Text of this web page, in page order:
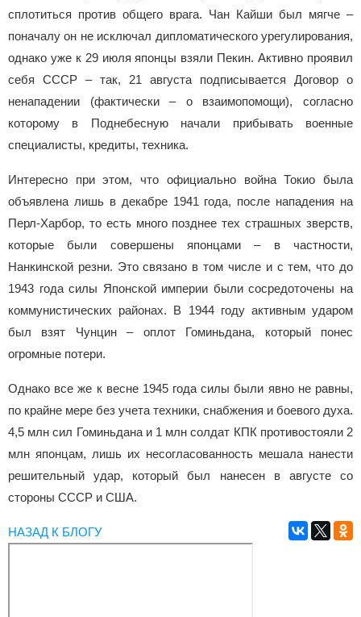
сплотиться против общего врага. Чан Кайши был мягче –
поначалу он не исключал дипломатического урегулирования,
однако уже к 29 июля японцы взяли Пекин. Активно проявил
себя СССР – так, 21 августа подписывается Договор о
ненападении (фактически – о взаимопомощи), согласно
которому в Поднебесную начали прибывать военные
специалисты, кредиты, техника.
Интересно при этом, что официально война Токио была
объявлена лишь в декабре 1941 года, после нападения на
Перл-Харбор, то есть много позднее тех страшных зверств,
которые были совершены японцами – в частности,
Нанкинской резни. Это связано в том числе и с тем, что до
1943 года силы Японской империи были сосредоточены на
коммунистических районах. В 1944 году активным ударом
был взят Чунцин – оплот Гоминьдана, который понес
огромные потери.
Однако все же к весне 1945 года силы были явно не равны,
по крайне мере без учета техники, снабжения и боевого духа.
4,5 млн сил Гоминьдана и 1 млн солдат КПК противостояли 2
млн японцам, лишь их несогласованность мешала нанести
решительный удар, который был нанесен в августе со
стороны СССР и США.
НАЗАД К БЛОГУ